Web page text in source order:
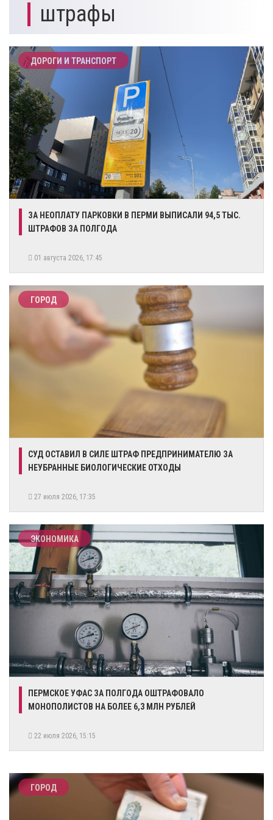
штрафы
ДОРОГИ И ТРАНСПОРТ
ЗА НЕОПЛАТУ ПАРКОВКИ В ПЕРМИ ВЫПИСАЛИ 94,5 ТЫС.
ШТРАФОВ ЗА ПОЛГОДА
01 августа 2026, 17:45
ГОРОД
СУД ОСТАВИЛ В СИЛЕ ШТРАФ ПРЕДПРИНИМАТЕЛЮ ЗА
НЕУБРАННЫЕ БИОЛОГИЧЕСКИЕ ОТХОДЫ
27 июля 2026, 17:35
ЭКОНОМИКА
ПЕРМСКОЕ УФАС ЗА ПОЛГОДА ОШТРАФОВАЛО
МОНОПОЛИСТОВ НА БОЛЕЕ 6,3 МЛН РУБЛЕЙ
22 июля 2026, 15:15
ГОРОД